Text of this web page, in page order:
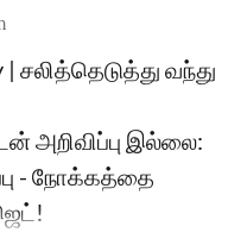
சலித்தெடுத்து வந்து
அறிவிப்பு இல்லை:
- நோக்கத்தை